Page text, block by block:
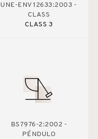
UNE-ENV 12633:2003 -
CLASS
CLASS 3
BS7976-2:2002 -
PÉNDULO